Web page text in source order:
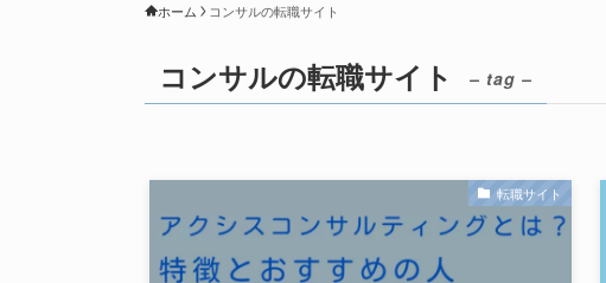
ホーム コンサルの転職サイト
コンサルの転職サイト – tag –
転職サイト